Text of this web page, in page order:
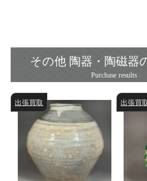
その他 陶器・陶磁器
出張買取 出張買